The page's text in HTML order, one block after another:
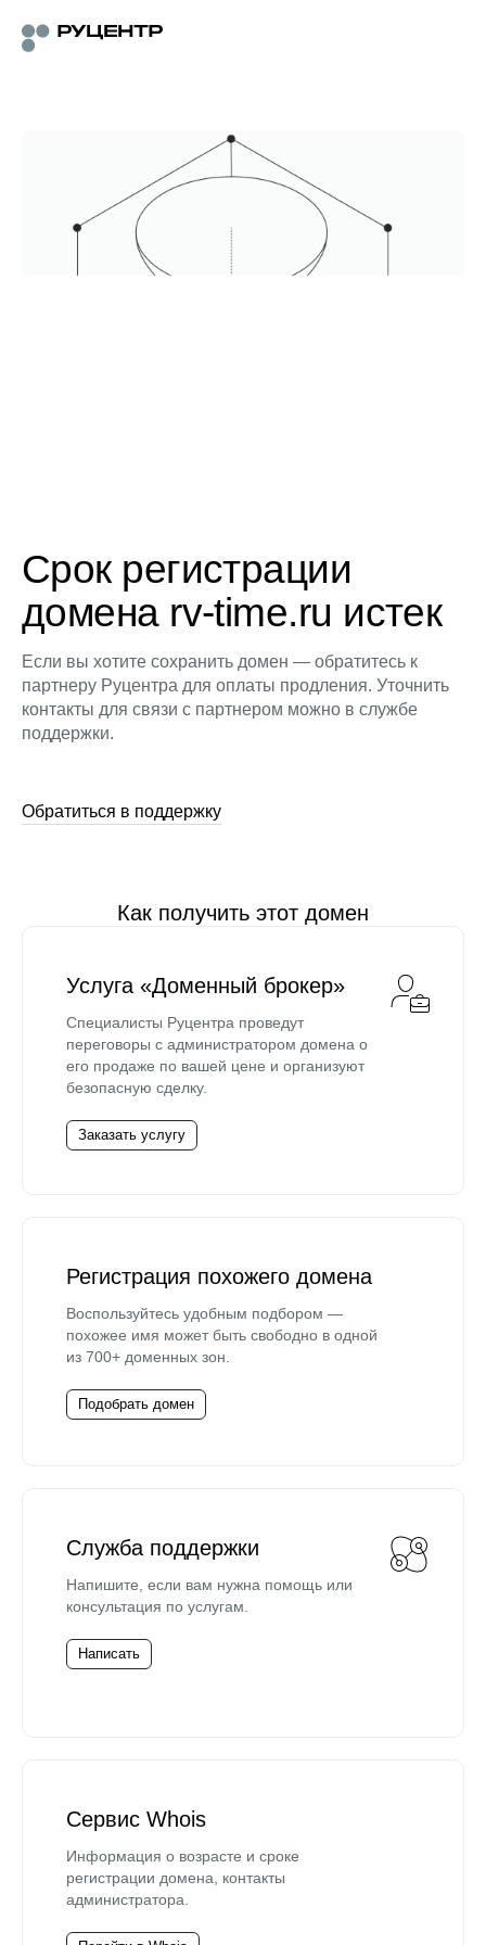
Срок регистрации
домена rv-time.ru истек
Если вы хотите сохранить домен — обратитесь к
партнеру Руцентра для оплаты продления. Уточнить
контакты для связи с партнером можно в службе
поддержки.
Обратиться в поддержку
Как получить этот домен
Услуга «Доменный брокер»
Специалисты Руцентра проведут
переговоры с администратором домена о
его продаже по вашей цене и организуют
безопасную сделку.
Заказать услугу
Регистрация похожего домена
Воспользуйтесь удобным подбором —
похожее имя может быть свободно в одной
из 700+ доменных зон.
Подобрать домен
Служба поддержки
Напишите, если вам нужна помощь или
консультация по услугам.
Написать
Сервис Whois
Информация о возрасте и сроке
регистрации домена, контакты
администратора.